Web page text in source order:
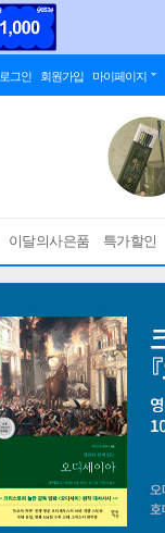
로그인 회원가입 마이페이지
이달의사은품 특가할인